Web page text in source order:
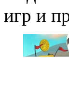
игр и